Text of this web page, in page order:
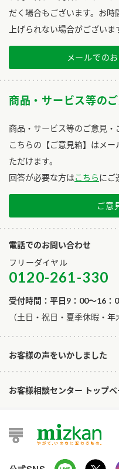
だく場合もございます。お
上げられない場合がございま
メールでの
商品・サービス等の
商品・サービス等のご意見・
こちらの【ご意見箱】はメ
ただけます。
回答が必要な方はこちらにご
ご意
電話でのお問い合わせ
フリーダイヤル
0120-261-330
受付時間：平日9：00～16：
（土日・祝日・夏季休暇・年
お客様の声をいかしました
お客様相談センター トップ